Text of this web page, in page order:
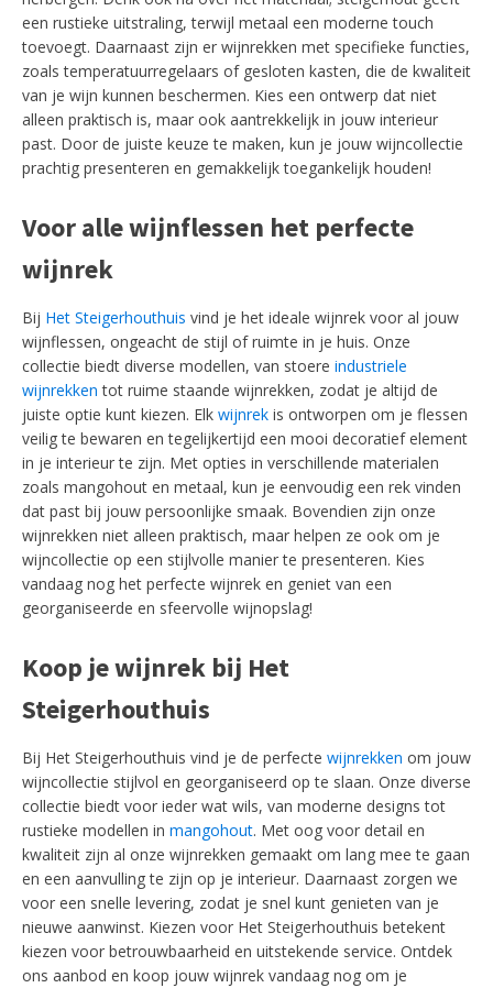
een rustieke uitstraling, terwijl metaal een moderne touch
toevoegt. Daarnaast zijn er wijnrekken met specifieke functies,
zoals temperatuurregelaars of gesloten kasten, die de kwaliteit
van je wijn kunnen beschermen. Kies een ontwerp dat niet
alleen praktisch is, maar ook aantrekkelijk in jouw interieur
past. Door de juiste keuze te maken, kun je jouw wijncollectie
prachtig presenteren en gemakkelijk toegankelijk houden!
Voor alle wijnflessen het perfecte
wijnrek
Bij Het Steigerhouthuis vind je het ideale wijnrek voor al jouw
wijnflessen, ongeacht de stijl of ruimte in je huis. Onze
collectie biedt diverse modellen, van stoere industriele
wijnrekken tot ruime staande wijnrekken, zodat je altijd de
juiste optie kunt kiezen. Elk wijnrek is ontworpen om je flessen
veilig te bewaren en tegelijkertijd een mooi decoratief element
in je interieur te zijn. Met opties in verschillende materialen
zoals mangohout en metaal, kun je eenvoudig een rek vinden
dat past bij jouw persoonlijke smaak. Bovendien zijn onze
wijnrekken niet alleen praktisch, maar helpen ze ook om je
wijncollectie op een stijlvolle manier te presenteren. Kies
vandaag nog het perfecte wijnrek en geniet van een
georganiseerde en sfeervolle wijnopslag!
Koop je wijnrek bij Het
Steigerhouthuis
Bij Het Steigerhouthuis vind je de perfecte wijnrekken om jouw
wijncollectie stijlvol en georganiseerd op te slaan. Onze diverse
collectie biedt voor ieder wat wils, van moderne designs tot
rustieke modellen in mangohout. Met oog voor detail en
kwaliteit zijn al onze wijnrekken gemaakt om lang mee te gaan
en een aanvulling te zijn op je interieur. Daarnaast zorgen we
voor een snelle levering, zodat je snel kunt genieten van je
nieuwe aanwinst. Kiezen voor Het Steigerhouthuis betekent
kiezen voor betrouwbaarheid en uitstekende service. Ontdek
ons aanbod en koop jouw wijnrek vandaag nog om je